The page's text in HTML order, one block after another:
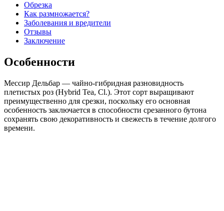
Обрезка
Как размножается?
Заболевания и вредители
Отзывы
Заключение
Особенности
Мессир Дельбар — чайно-гибридная разновидность
плетистых роз (Hybrid Tea, Cl.). Этот сорт выращивают
преимущественно для срезки, поскольку его основная
особенность заключается в способности срезанного бутона
сохранять свою декоративность и свежесть в течение долгого
времени.